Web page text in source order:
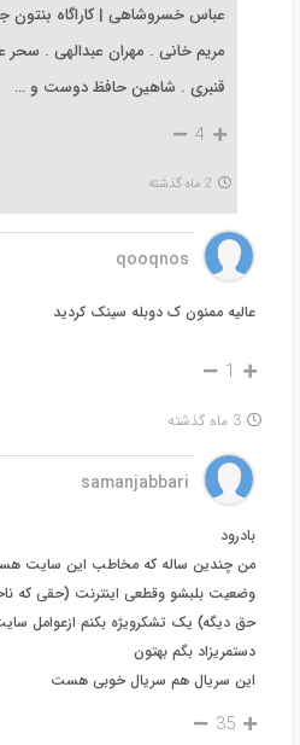
عباس خسروشاهی | کاراگاه بنتون
مریم خانی . مهران عبدالهی .
قنبری . شاهین حافظ دوست و …
4
2 ماه گذشته
qooqnos
عالیه ممنون ک دوبله سینک کردید
1
3 ماه گذشته
samanjabbari
بادرود
من چندین ساله که مخاطب این سایت
وضعیت بلبشو وقطعی اینترنت (حقی که
حق دیگه) یک تشکرویژه بکنم ازعوامل
دستمریزاد بگم بهتون
این سریال هم سریال خوبی هست
35